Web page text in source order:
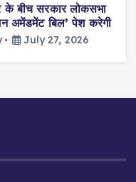
के बीच सरकार लोकसभा
अमेंडमेंट बिल’ पेश करेगी
July 27, 2026